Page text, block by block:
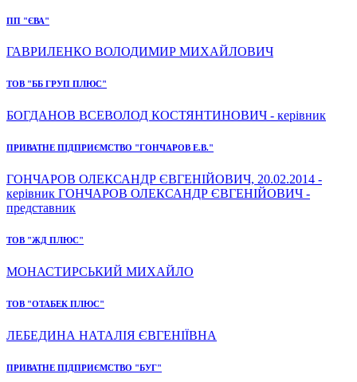
ПП "ЄВА"
ГАВРИЛЕНКО ВОЛОДИМИР МИХАЙЛОВИЧ
ТОВ "ББ ГРУП ПЛЮС"
БОГДАНОВ ВСЕВОЛОД КОСТЯНТИНОВИЧ - керівник
ПРИВАТНЕ ПІДПРИЄМСТВО "ГОНЧАРОВ Е.В."
ГОНЧАРОВ ОЛЕКСАНДР ЄВГЕНІЙОВИЧ, 20.02.2014 -
керівник ГОНЧАРОВ ОЛЕКСАНДР ЄВГЕНІЙОВИЧ -
представник
ТОВ "ЖД ПЛЮС"
МОНАСТИРСЬКИЙ МИХАЙЛО
ТОВ "ОТАБЕК ПЛЮС"
ЛЕБЕДИНА НАТАЛІЯ ЄВГЕНІЇВНА
ПРИВАТНЕ ПІДПРИЄМСТВО "БУГ"